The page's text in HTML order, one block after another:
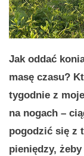
Jak oddać
masę czasu?
tygodnie z
na nogach –
pogodzić się z
pieniędzy,